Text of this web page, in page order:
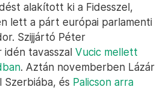
alakított ki a Fidesszel,
lett a párt európai parlamenti
Szijjártó Péter
idén tavasszal Vucic mellett
. Aztán novemberben Lázár
és Palicson arra